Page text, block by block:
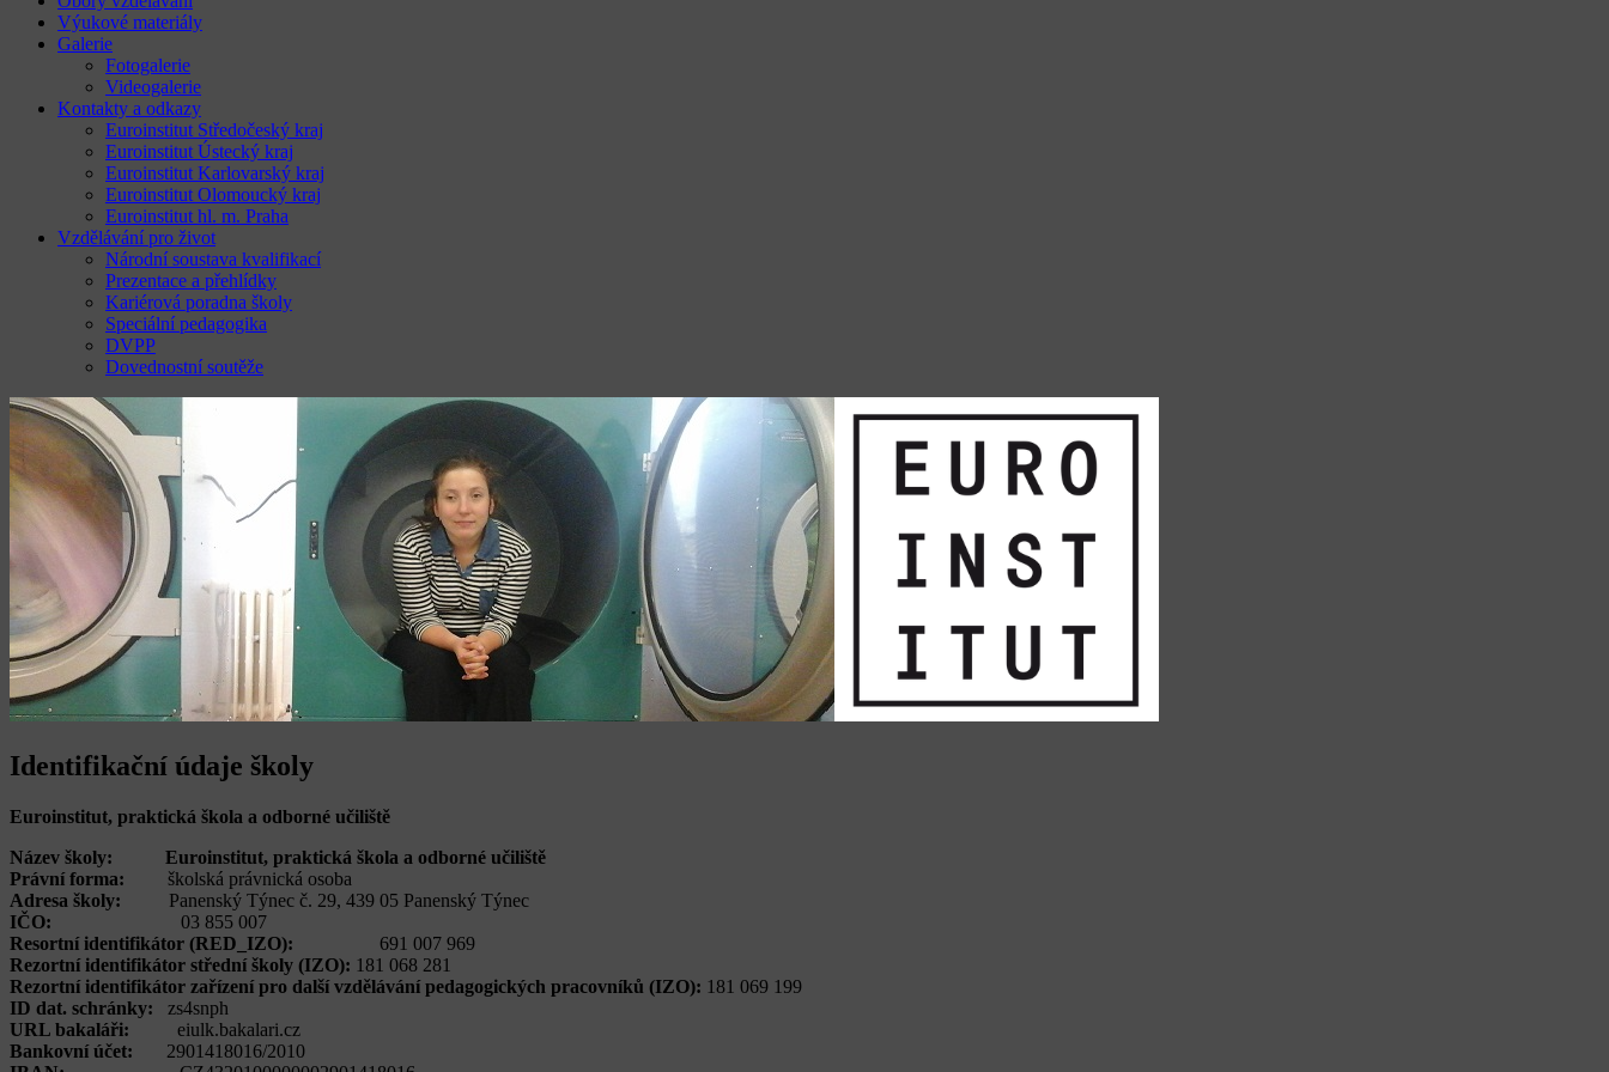
Výukové materiály
Galerie
Fotogalerie
Videogalerie
Kontakty a odkazy
Euroinstitut Středočeský kraj
Euroinstitut Ústecký kraj
Euroinstitut Karlovarský kraj
Euroinstitut Olomoucký kraj
Euroinstitut hl. m. Praha
Vzdělávání pro život
Národní soustava kvalifikací
Prezentace a přehlídky
Kariérová poradna školy
Speciální pedagogika
DVPP
Dovednostní soutěže
Identifikační údaje školy
Euroinstitut, praktická škola a odborné učiliště
Název školy:
Euroinstitut, praktická škola a odborné učiliště
Právní forma: školská právnická osoba
Adresa školy: Panenský Týnec č. 29, 439 05 Panenský Týnec
IČO: 03 855 007
Resortní identifikátor (RED_IZO): 691 007 969
Rezortní identifikátor střední školy (IZO): 181 068 281
Rezortní identifikátor zařízení pro další vzdělávání pedagogických pracovníků (IZO): 181 069 199
ID dat. schránky: zs4snph
URL bakaláři: eiulk.bakalari.cz
Bankovní účet: 2901418016/2010